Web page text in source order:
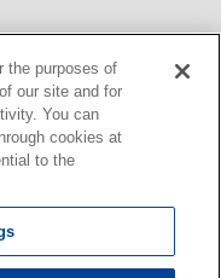
サイト・システム向け地
MapFan DB 住所確認
Geo-Research
the purposes of
our site and for
You can
cookies at
to the